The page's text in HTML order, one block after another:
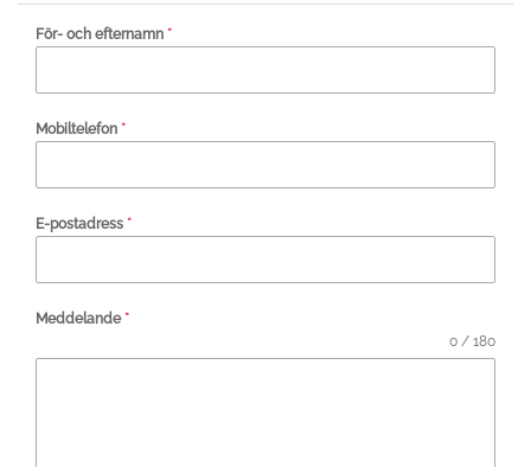
För- och efternamn *
Mobiltelefon *
E-postadress *
Meddelande*
0 / 180